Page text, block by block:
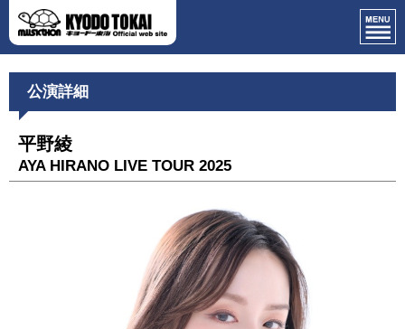
公演詳細
平野綾
AYA HIRANO LIVE TOUR 2025